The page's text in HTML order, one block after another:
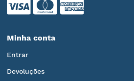
Minha conta
Entrar
Devoluções